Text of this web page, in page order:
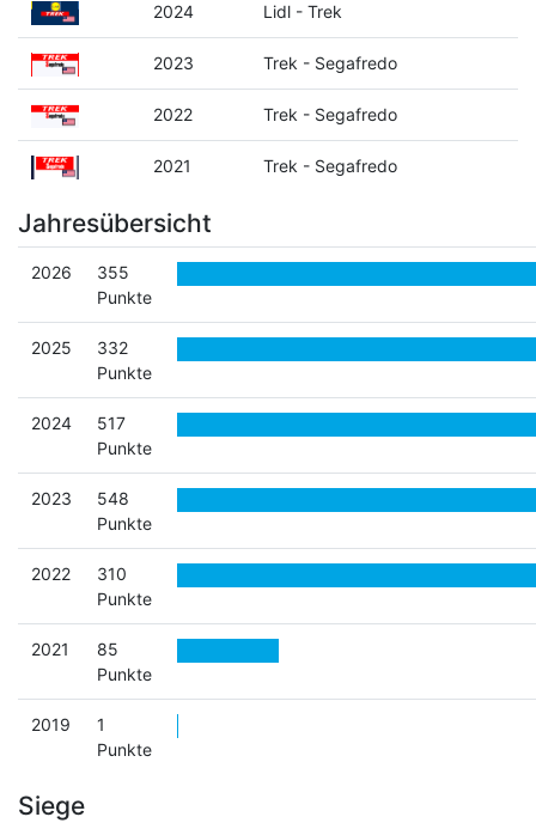
2024 Lidl - Trek
2023 Trek - Segafredo
2022 Trek - Segafredo
2021 Trek - Segafredo
Jahresübersicht
2026
355
Punkte
2025
332
Punkte
2024
517
Punkte
2023
548
Punkte
2022
310
Punkte
2021
85
Punkte
2019
1
Punkte
Siege